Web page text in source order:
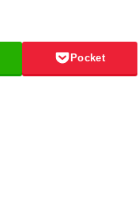
Pocket